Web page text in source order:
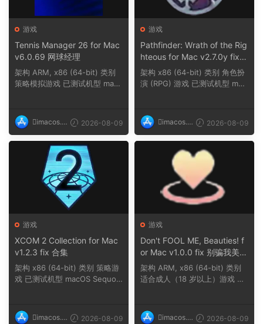
游戏
Tennis Manager 26 for Mac
v6.0.69 网球经理
架构 ARM, x86 (64-bit) 类别
策略模拟游戏 已测试机型 mac
imacos.t
op
2026-08-09
游戏
Pathfinder: Wrath of the Rig
hteous for Mac v2.7.0y fix
探路者正义之怒
架构 x86 (64-bit) 类别 角色扮
演 (RPG) 游戏 已测试机型 mac
imacos.t
op
2026-08-09
游戏
XCOM 2 Collection for Mac
v1.2.3 fix 合集
架构 x86 (64-bit) 类别 策略游
戏 已测试机型 macOS Sequoi
imacos.t
2026-08-09
游戏
Don't FOOL ME, Beauties! f
or Mac v1.0.0 fix 别骗我美女
们
架构 ARM, x86 (64-bit) 类别
适合成人（18 岁以上）游戏 已
imacos.t
2026-08-09